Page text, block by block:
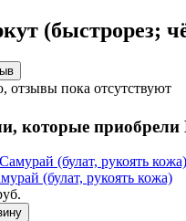
(быстрорез;
отзывы пока отсутствуют
которые
(булат, рукоять кожа)